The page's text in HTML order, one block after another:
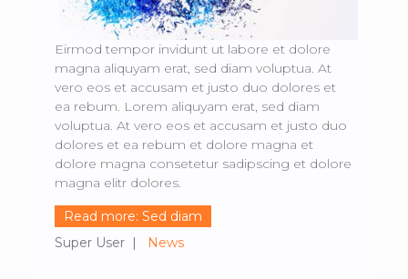
Super User News
Eirmod tempor invidunt ut labore et dolore
magna aliquyam erat, sed diam voluptua. At
vero eos et accusam et justo duo dolores et
ea rebum. Lorem aliquyam erat, sed diam
voluptua. At vero eos et accusam et justo duo
dolores et ea rebum et dolore magna et
dolore magna consetetur sadipscing et dolore
magna elitr dolores.
Read more: Sed diam